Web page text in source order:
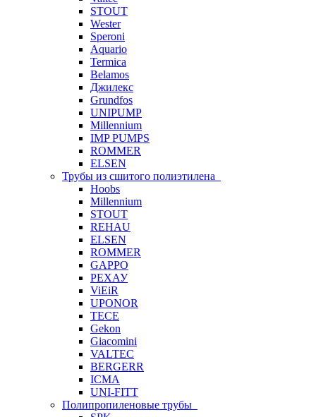
STOUT
Wester
Speroni
Aquario
Termica
Belamos
Джилекс
Grundfos
UNIPUMP
Millennium
IMP PUMPS
ROMMER
ELSEN
Трубы из сшитого полиэтилена
Hoobs
Millennium
STOUT
REHAU
ELSEN
ROMMER
GAPPO
РЕХАУ
ViEiR
UPONOR
TECE
Gekon
Giacomini
VALTEC
BERGERR
ICMA
UNI-FITT
Полипропиленовые трубы